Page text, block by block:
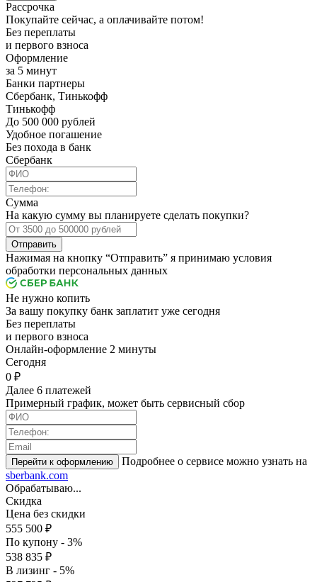
Рассрочка
Покупайте сейчас, а оплачивайте потом!
Без переплаты
и первого взноса
Оформление
за 5 минут
Банки партнеры
Сбербанк, Тинькофф
Тинькофф
До 500 000 рублей
Удобное погашение
Без похода в банк
Сбербанк
Сумма
На какую сумму вы планируете сделать покупки?
Отправить
Нажимая на кнопку “Отправить” я принимаю условия
обработки персональных данных
Не нужно копить
За вашу покупку банк заплатит уже сегодня
Без переплаты
и первого взноса
Онлайн-оформление 2 минуты
Cегодня
0 ₽
Далее 6 платежей
Примерный график, может быть сервисный сбор
Подробнее о сервисе можно узнать на
sberbank.com
Обрабатываю...
Скидка
Цена без скидки
555 500 ₽
По купону - 3%
538 835 ₽
В лизинг - 5%